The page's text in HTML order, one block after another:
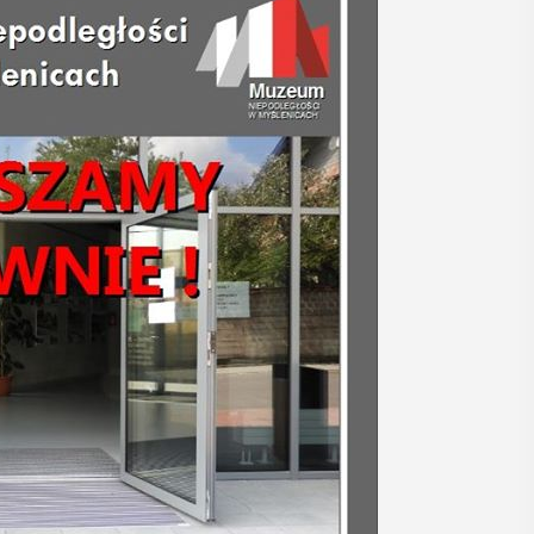
i
czyli 29-30
się
przez
Myślenicach
12 16:00 - 17:30
Spotkanie
Seniorów w
Jaworniku
Podczas majowego spotkania seniorzy
będą mieli wyjątkową okazję
przygotować się na nadchodzące lato,
zaopatrując się w naturalne kosmetyki
wykonane własnoręcznie. Uuczestnicy
będą proszeni o przyniesienie
słoiczków ...